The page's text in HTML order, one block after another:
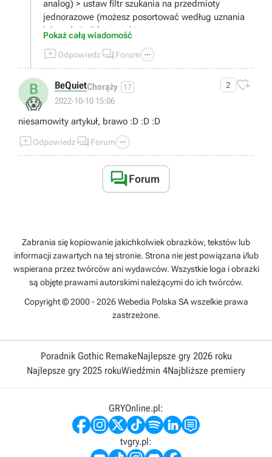
analog) > ustaw filtr szukania na przedmioty
jednorazowe (możesz posortować według uznania
lub wyświetlić wszystkie).
- W Web App/FUT Companion: Klub > jednorazowe.
Pokaż całą wiadomość
Odpowiedz  Forum 
B
😱
BeQuietChorąży 17
2022-10-10 15:06
2 
niesamowity artykuł, brawo :D :D :D
Odpowiedz  Forum 
Forum
Zabrania się kopiowanie jakichkolwiek obrazków, tekstów lub
informacji zawartych na tej stronie. Strona nie jest powiązana i/lub
wspierana przez twórców ani wydawców. Wszystkie loga i obrazki
są objęte prawami autorskimi należącymi do ich twórców.
Copyright © 2000 - 2026 Webedia Polska SA wszelkie prawa
zastrzeżone.
Poradnik Gothic RemakeNajlepsze gry 2026 roku
Najlepsze gry 2025 rokuWiedźmin 4Najbliższe premiery
GRYOnline.pl:
tvgry.pl: